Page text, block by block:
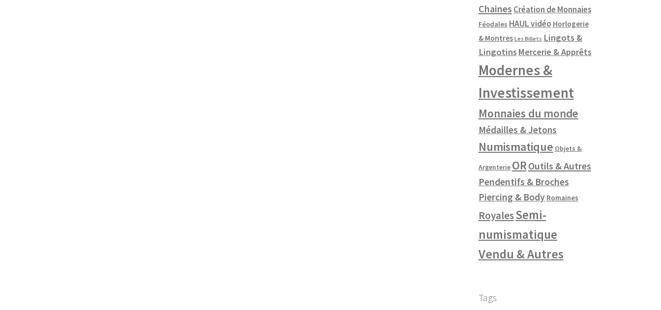
Chaines Création de Monnaies
Féodales HAUL vidéo Horlogerie
& Montres Les Billets Lingots &
Lingotins Mercerie & Apprêts
Modernes &
Investissement
Monnaies du monde
Médailles & Jetons
Numismatique Objets &
Argenterie OR Outils & Autres
Pendentifs & Broches
Piercing & Body Romaines
RoyalesSemi-
numismatique
Vendu & Autres
Tags